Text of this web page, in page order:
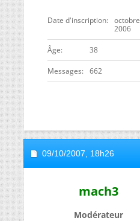
Date d'inscription
octobre
2006
ge 38
Messages 662
09/10/2007, 18h26
mach3
Modérateur